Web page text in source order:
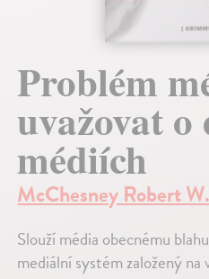
Problém
uvažovat o
médiích
McChesney Robert W.
Slouží média obecnému
mediální systém založený